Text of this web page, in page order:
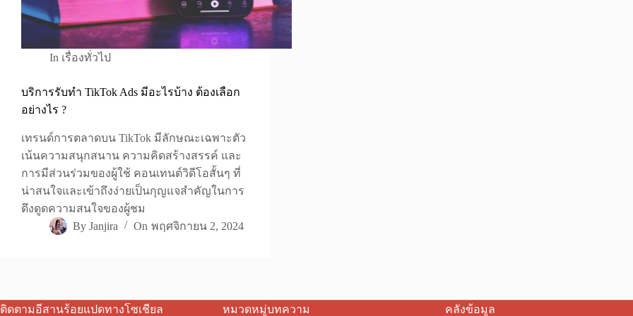
In เรื่องทั่วไป
บริการรับทำ TikTok Ads มีอะไรบ้าง ต้องเลือก
อย่างไร ?
เทรนด์การตลาดบน TikTok มีลักษณะเฉพาะตัว
เน้นความสนุกสนาน ความคิดสร้างสรรค์ และ
การมีส่วนร่วมของผู้ใช้ คอนเทนต์วิดีโอสั้นๆ ที่
น่าสนใจและเข้าถึงง่ายเป็นกุญแจสำคัญในการ
ดึงดูดความสนใจของผู้ชม
By Janjira On พฤศจิกายน 2, 2024
ติดตามอีสานร้อยแปดทางโซเชียล หมวดหมู่บทความ คลังข้อมูล